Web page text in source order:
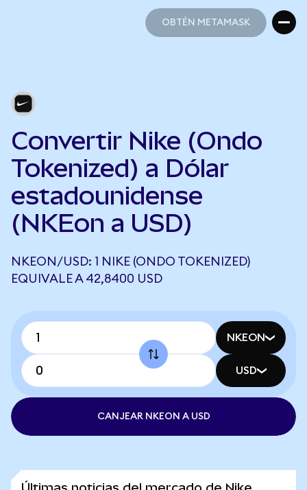
OBTÉN METAMASK
Convertir Nike (Ondo
Tokenized) a Dólar
estadounidense
(NKEon a USD)
NKEON/USD: 1 NIKE (ONDO TOKENIZED)
EQUIVALE A 42,8400 USD
NKEON
USD
CANJEAR NKEON A USD